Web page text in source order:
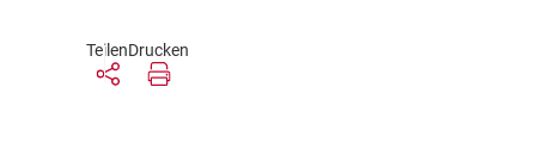
TeilenDrucken